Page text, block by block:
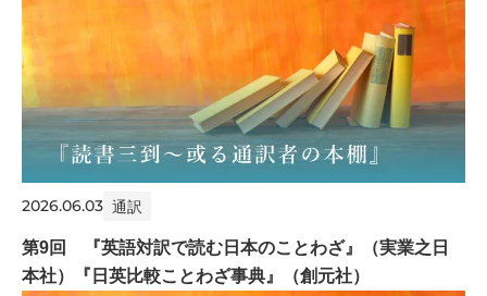
2026.06.03 通訳
第9回 『英語対訳で読む日本のことわざ』（実業之日
本社）『日英比較ことわざ事典』（創元社）